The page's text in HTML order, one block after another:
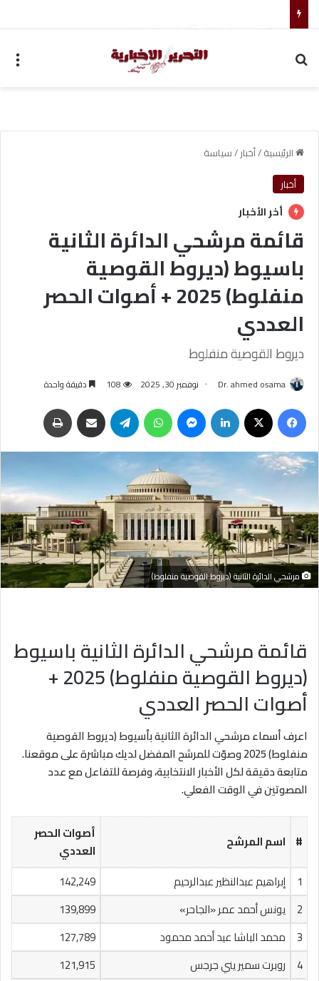
الرئيسية/أخبار/سياسة
أخبار
أخر الأخبار
قائمة مرشحي الدائرة الثانية
باسيوط (ديروط القوصية
منفلوط) 2025 + أصوات الحصر
العددي
ديروط القوصية منفلوط
Dr. ahmed osama نوفمبر 30, 2025 108 دقيقة واحدة
مرشحي الدائرة الثانية (ديروط القوصية منفلوط)
قائمة مرشحي الدائرة الثانية باسيوط
(ديروط القوصية منفلوط) 2025 +
أصوات الحصر العددي
اعرف أسماء مرشحي الدائرة الثانية بأسيوط (ديروط القوصية
منفلوط) 2025 وصوّت للمرشح المفضل لديك مباشرة على موقعنا.
متابعة دقيقة لكل الأخبار الانتخابية، وفرصة للتفاعل مع عدد
المصوتين في الوقت الفعلي.
# اسم المرشح
أصوات الحصر
العددي
1
إبراهيم عبدالنظير عبدالرحيم
142,249
2 يونس أحمد عمر «الجاحر»
139,899
3 محمد الباشا عيد أحمد محمود
127,789
4
روبرت سمير يني جرجس
121,915